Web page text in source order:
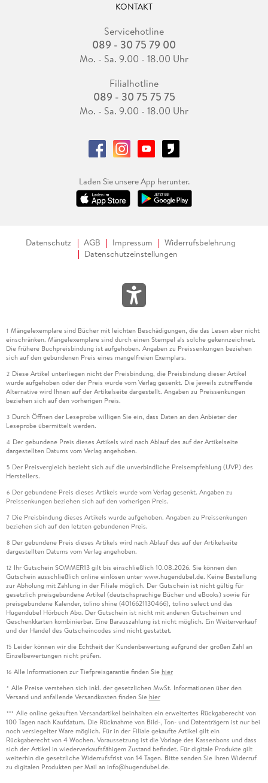
KONTAKT
Servicehotline
089 - 30 75 79 00
Mo. - Sa. 9.00 - 18.00 Uhr
Filialhotline
089 - 30 75 75 75
Mo. - Sa. 9.00 - 18.00 Uhr
Laden Sie unsere App herunter.
Datenschutz AGB Impressum
Widerrufsbelehrung
Datenschutzeinstellungen
1 Mängelexemplare sind Bücher mit leichten Beschädigungen, die das Lesen aber nicht
einschränken. Mängelexemplare sind durch einen Stempel als solche gekennzeichnet.
Die frühere Buchpreisbindung ist aufgehoben. Angaben zu Preissenkungen beziehen
sich auf den gebundenen Preis eines mangelfreien Exemplars.
2 Diese Artikel unterliegen nicht der Preisbindung, die Preisbindung dieser Artikel
wurde aufgehoben oder der Preis wurde vom Verlag gesenkt. Die jeweils zutreffende
Alternative wird Ihnen auf der Artikelseite dargestellt. Angaben zu Preissenkungen
beziehen sich auf den vorherigen Preis.
3 Durch Öffnen der Leseprobe willigen Sie ein, dass Daten an den Anbieter der
Leseprobe übermittelt werden.
4 Der gebundene Preis dieses Artikels wird nach Ablauf des auf der Artikelseite
dargestellten Datums vom Verlag angehoben.
5 Der Preisvergleich bezieht sich auf die unverbindliche Preisempfehlung (UVP) des
Herstellers.
6 Der gebundene Preis dieses Artikels wurde vom Verlag gesenkt. Angaben zu
Preissenkungen beziehen sich auf den vorherigen Preis.
7 Die Preisbindung dieses Artikels wurde aufgehoben. Angaben zu Preissenkungen
beziehen sich auf den letzten gebundenen Preis.
8 Der gebundene Preis dieses Artikels wird nach Ablauf des auf der Artikelseite
dargestellten Datums vom Verlag angehoben.
12 Ihr Gutschein SOMMER13 gilt bis einschließlich 10.08.2026. Sie können den
Gutschein ausschließlich online einlösen unter www.hugendubel.de. Keine Bestellung
zur Abholung mit Zahlung in der Filiale möglich. Der Gutschein ist nicht gültig für
gesetzlich preisgebundene Artikel (deutschsprachige Bücher und eBooks) sowie für
preisgebundene Kalender, tolino shine (4016621130466), tolino select und das
Hugendubel Hörbuch Abo. Der Gutschein ist nicht mit anderen Gutscheinen und
Geschenkkarten kombinierbar. Eine Barauszahlung ist nicht möglich. Ein Weiterverkauf
und der Handel des Gutscheincodes sind nicht gestattet.
15 Leider können wir die Echtheit der Kundenbewertung aufgrund der großen Zahl an
Einzelbewertungen nicht prüfen.
16 Alle Informationen zur Tiefpreisgarantie finden Sie hier
* Alle Preise verstehen sich inkl. der gesetzlichen MwSt. Informationen über den
Versand und anfallende Versandkosten finden Sie hier
*** Alle online gekauften Versandartikel beinhalten ein erweitertes Rückgaberecht von
100 Tagen nach Kaufdatum. Die Rücknahme von Bild-, Ton- und Datenträgern ist nur bei
noch versiegelter Ware möglich. Für in der Filiale gekaufte Artikel gilt ein
Rückgaberecht von 4 Wochen. Voraussetzung ist die Vorlage des Kassenbons und dass
sich der Artikel in wiederverkaufsfähigem Zustand befindet. Für digitale Produkte gilt
weiterhin die gesetzliche Widerrufsfrist von 14 Tagen. Bitte senden Sie Ihren Widerruf
zu digitalen Produkten per Mail an info@hugendubel.de.